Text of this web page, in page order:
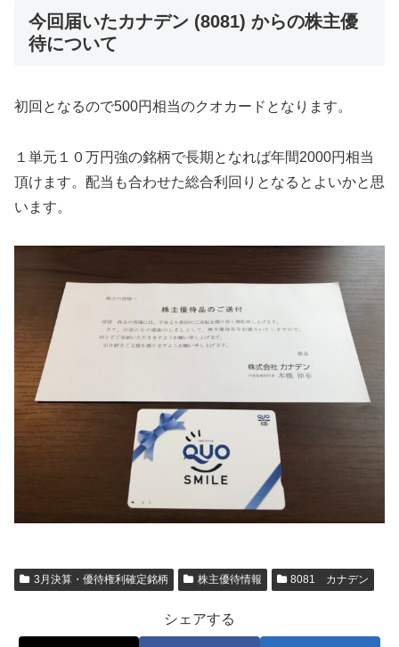
今回届いたカナデン (8081) からの株主優
待について
初回となるので500円相当のクオカードとなります。
１単元１０万円強の銘柄で長期となれば年間2000円相当
頂けます。配当も合わせた総合利回りとなるとよいかと思
います。
3月決算・優待権利確定銘柄 株主優待情報 8081 カナデン
シェアする